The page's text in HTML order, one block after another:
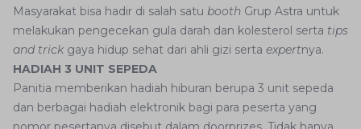
Masyarakat bisa hadir di salah satu booth Grup Astra untuk
melakukan pengecekan gula darah dan kolesterol serta tips
and trickgaya hidup sehat dari ahli gizi serta expertnya.
HADIAH 3 UNIT SEPEDA
Panitia memberikan hadiah hiburan berupa 3 unit sepeda
dan berbagai hadiah elektronik bagi para peserta yang